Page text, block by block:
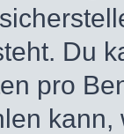
Du
pro